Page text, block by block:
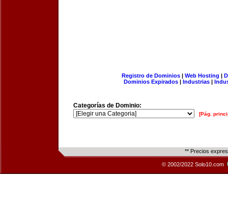
Registro de Dominios| Web Hosting |
Dominios Expirados | Industrias |
Categorías de Dominio:
[Pág.
** Precios
© 2002/2022 Solo10.com